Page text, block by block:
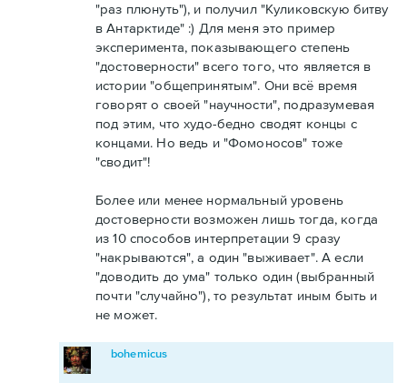
"раз плюнуть"), и получил "Куликовскую битву
в Антарктиде" :) Для меня это пример
эксперимента, показывающего степень
"достоверности" всего того, что является в
истории "общепринятым". Они всё время
говорят о своей "научности", подразумевая
под этим, что худо-бедно сводят концы с
концами. Но ведь и "Фомоносов" тоже
"сводит"!
Более или менее нормальный уровень
достоверности возможен лишь тогда, когда
из 10 способов интерпретации 9 сразу
"накрываются", а один "выживает". А если
"доводить до ума" только один (выбранный
почти "случайно"), то результат иным быть и
не может.
bohemicus